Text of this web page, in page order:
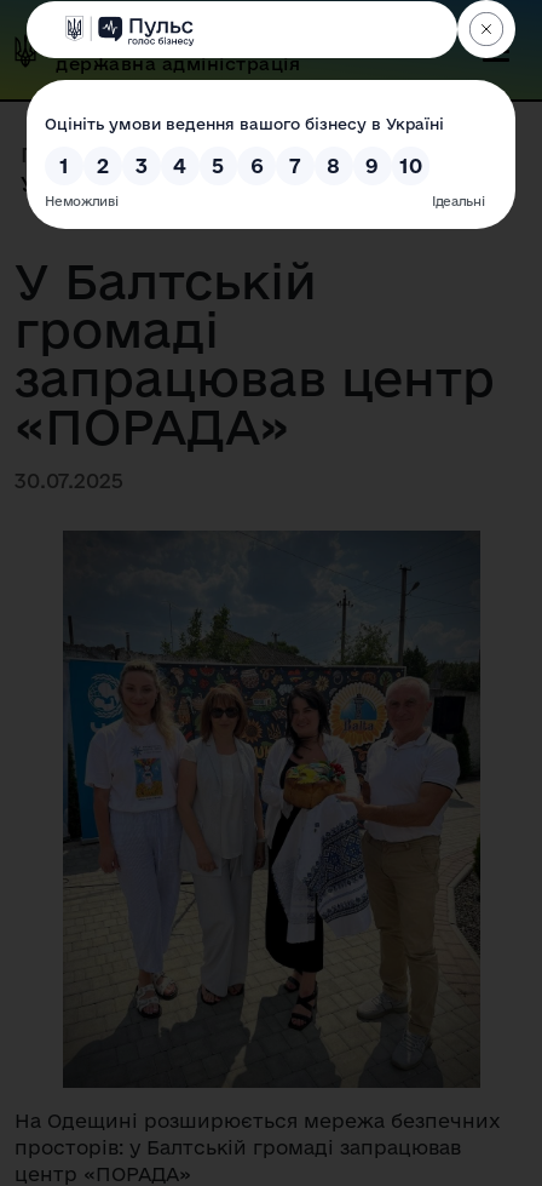
Одеська обласна
державна адміністрація
Головна Прес-центр | Новини
|
У Балтській
громаді
запрацював центр
«ПОРАДА»
30.07.2025
На Одещині розширюється мережа безпечних
просторів: у Балтській громаді запрацював
центр «ПОРАДА»